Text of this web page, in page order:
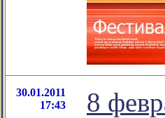
30.01.2011
17:43
8